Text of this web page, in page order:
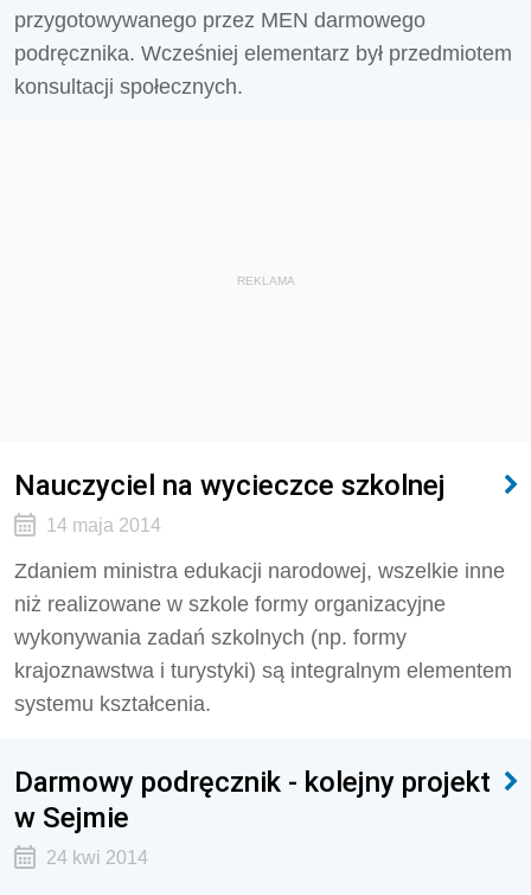
przygotowywanego przez MEN darmowego
podręcznika. Wcześniej elementarz był przedmiotem
konsultacji społecznych.
REKLAMA
Nauczyciel na wycieczce szkolnej
14 maja 2014
Zdaniem ministra edukacji narodowej, wszelkie inne
niż realizowane w szkole formy organizacyjne
wykonywania zadań szkolnych (np. formy
krajoznawstwa i turystyki) są integralnym elementem
systemu kształcenia.
Darmowy podręcznik - kolejny projekt
w Sejmie
24 kwi 2014